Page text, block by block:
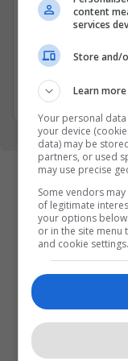
Shërbime te
Kosovë
18 Maj 2026
content
services
Store and/
Learn more
Your personal
your device
data) may be
partners, or used
may use precise
Some vendors
of legitimate
your options
or in the site menu
and cookie settings.